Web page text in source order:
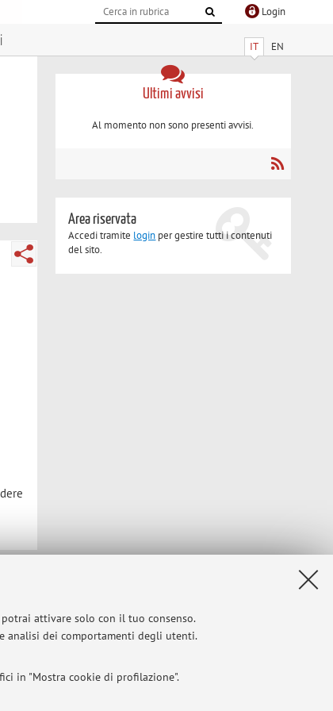
attivare solo con il tuo consenso.
analisi dei comportamenti degli utenti.
in "Mostra cookie di profilazione".
Login
IT EN
Ultimi avvisi
Al momento non sono presenti avvisi.
Area riservata
Accedi tramite login per gestire tutti i contenuti
del sito.